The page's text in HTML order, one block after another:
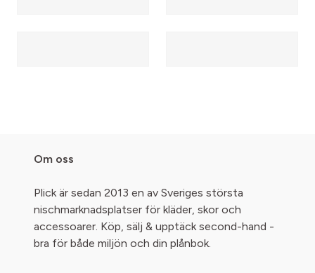
Om oss
Plick är sedan 2013 en av Sveriges största
nischmarknadsplatser för kläder, skor och
accessoarer. Köp, sälj & upptäck second-hand -
bra för både miljön och din plånbok.